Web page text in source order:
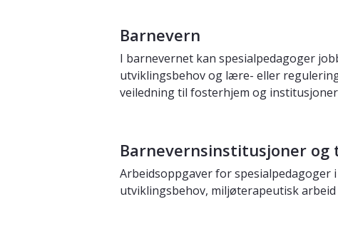
Barnevern
I barnevernet kan spesialpedagoger
utviklingsbehov og lære- eller
veiledning til fosterhjem og
Barnevernsinstitusjoner og
Arbeidsoppgaver for
utviklingsbehov, miljøterapeutisk